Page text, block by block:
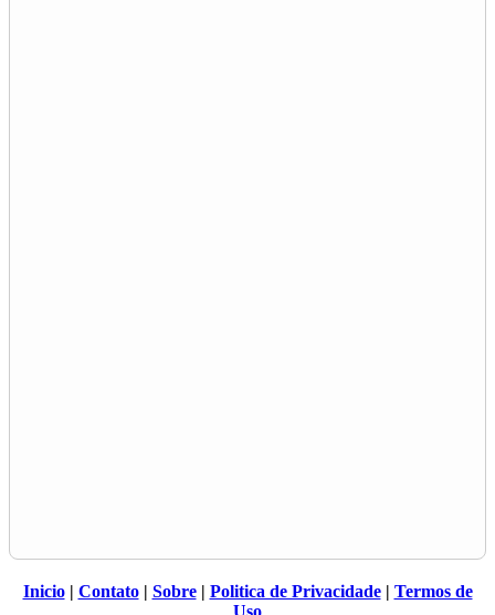
Inicio| Contato| Sobre| Politica de Privacidade| Termos de